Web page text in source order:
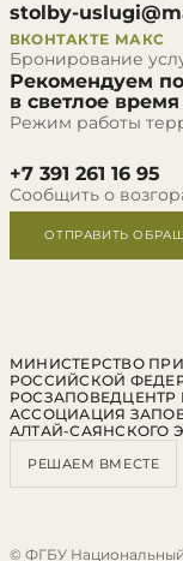
stolby-
ВКОНТАКТЕ МАКС
Бронирование
Рекомендуем
в светлое время
Режим работы
+7 391 261 16 95
Сообщить о
ОТПРАВИТЬ
МИНИСТЕРСТВО
РОССИЙСКОЙ
АССОЦИАЦИЯ
АЛТАЙ-САЯНСКОГО
РЕШАЕМ ВМЕСТЕ
© ФГБУ Национальный